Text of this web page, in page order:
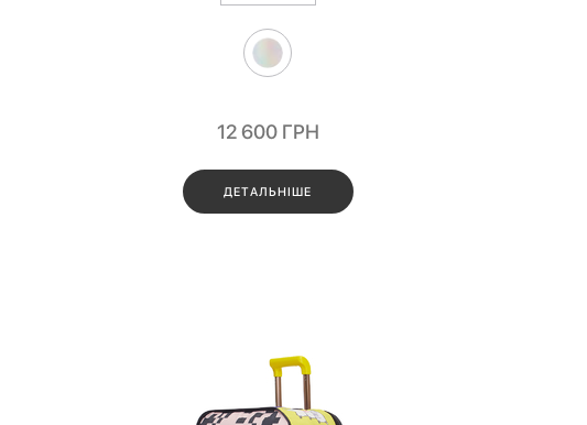
12 600 ГРН
ДЕТАЛЬНІШЕ